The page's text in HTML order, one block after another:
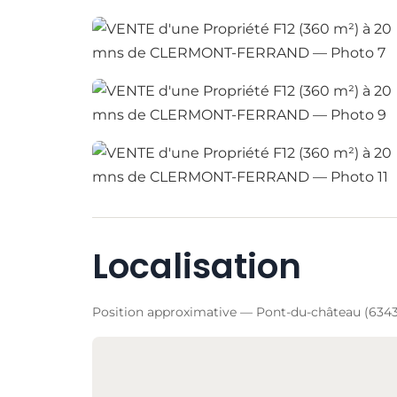
Localisation
Position approximative — Pont-du-château